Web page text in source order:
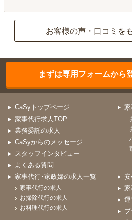
お客様の声・口コミを
まずは専用フォームから
CaSyトップページ
家事代行求人TOP
業務委託の求人
CaSyからのメッセージ
スタッフインタビュー
よくある質問
家事代行･家政婦の求人一覧
家事代行の求人
お掃除代行の求人
お料理代行の求人